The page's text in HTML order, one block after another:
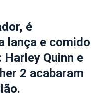
é
lança e comido
Quinn e
2 acabaram